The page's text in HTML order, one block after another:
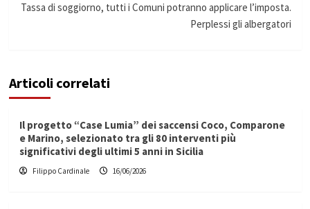
Tassa di soggiorno, tutti i Comuni potranno applicare l’imposta.
Perplessi gli albergatori
Articoli correlati
Il progetto “Case Lumia” dei saccensi Coco, Comparone
e Marino, selezionato tra gli 80 interventi più
significativi degli ultimi 5 anni in Sicilia
Filippo Cardinale 16/06/2026